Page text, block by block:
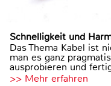
Schnelligkeit und
Das Thema Kabel ist
man es ganz
ausprobieren und
>> Mehr erfahren